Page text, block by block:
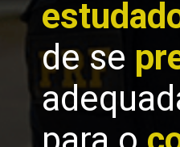
de se